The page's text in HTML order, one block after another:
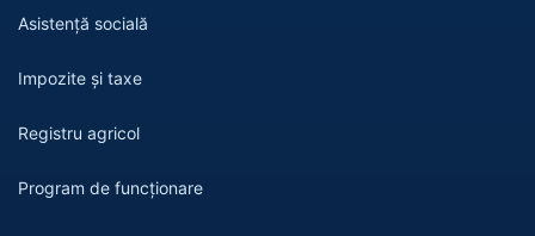
Asistență socială
Impozite și taxe
Registru agricol
Program de funcționare